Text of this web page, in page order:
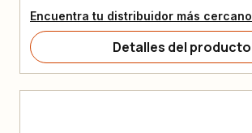
Encuentra tu distribuidor más cercano
Detalles del producto